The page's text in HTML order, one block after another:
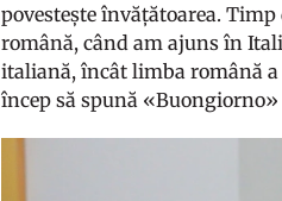
povestește învățătoarea.
română, când am ajuns în
italiană, încât limba română
încep să spună